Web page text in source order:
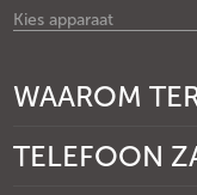
Kies apparaat
WAAROM
TELEFOON